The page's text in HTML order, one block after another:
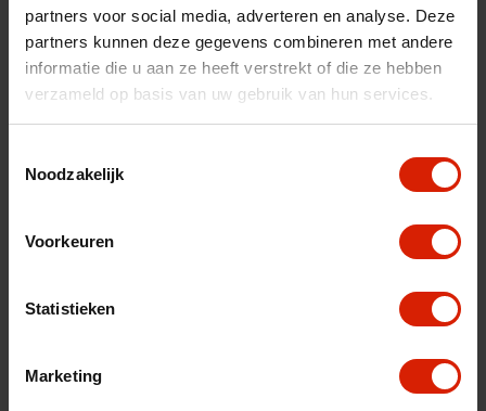
partners voor social media, adverteren en analyse. Deze
partners kunnen deze gegevens combineren met andere
informatie die u aan ze heeft verstrekt of die ze hebben
verzameld op basis van uw gebruik van hun services.
Noodzakelijk
Voorkeuren
Statistieken
Marketing
Sorteer op: